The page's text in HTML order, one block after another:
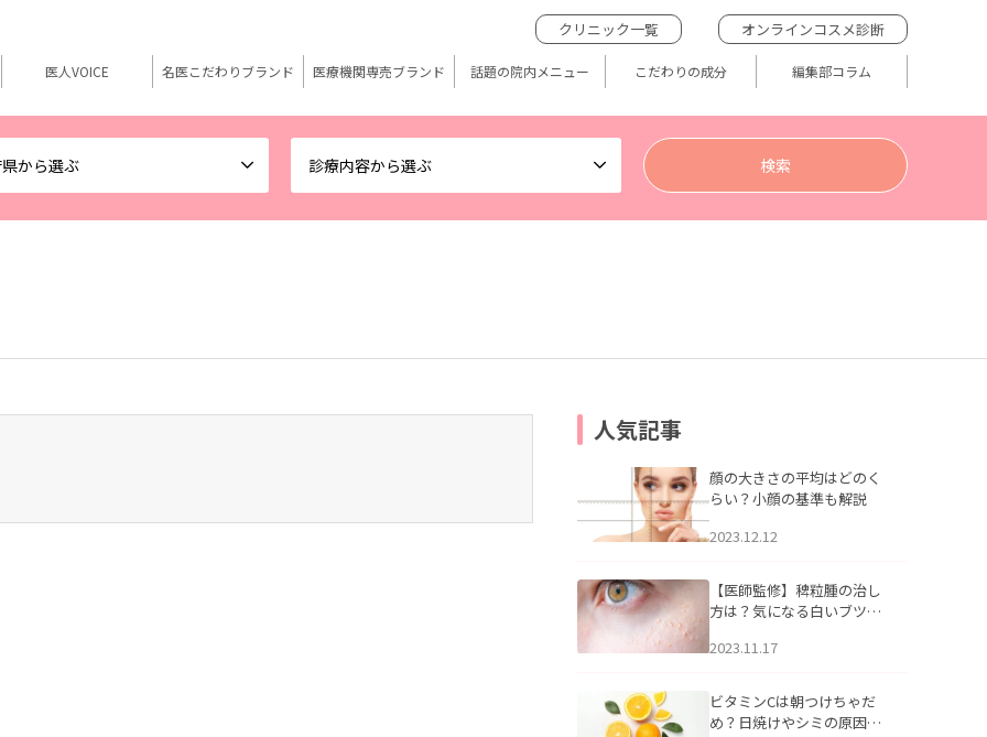
から選ぶ 診療内容から選ぶ
クリニック一覧 オンラインコスメ診断
医人VOICE 名医こだわりブランド 医療機関専売ブランド 話題の院内メニュー こだわりの成分 編集部コラム
人気記事
顔の大きさの平均はどのく
らい？小顔の基準も解説
2023.12.12
【医師監修】稗粒腫の治し
方は？気になる白いブツブ
アについて
2023.11.17
ビタミンCは朝つけちゃだ
め？日焼けやシミの原因に